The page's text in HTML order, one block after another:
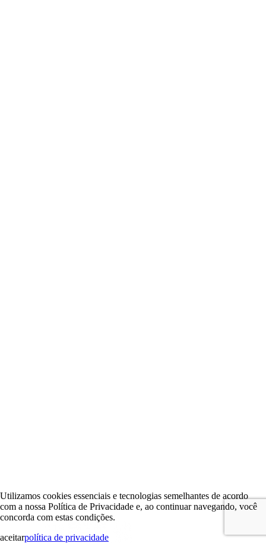
Utilizamos cookies essenciais e tecnologias semelhantes de acordo
com a nossa Política de Privacidade e, ao continuar navegando, você
concorda com estas condições.
aceitarpolítica de privacidade